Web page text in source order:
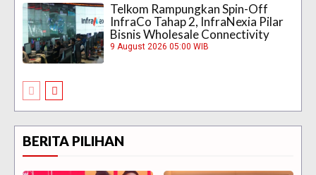
Telkom Rampungkan Spin-Off
InfraCo Tahap 2, InfraNexia Pilar
Bisnis Wholesale Connectivity
9 August 2026 05:00 WIB
BERITA PILIHAN